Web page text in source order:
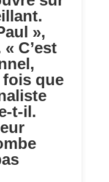
»,
C’est
fois que
t-il.